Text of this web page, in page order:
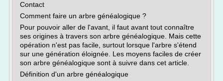
Contact
Comment faire un arbre généalogique ?
Pour pouvoir aller de l'avant, il faut avant tout connaître
ses origines à travers son arbre généalogique. Mais cette
opération n'est pas facile, surtout lorsque l'arbre s'étend
sur une génération éloignée. Les moyens faciles de créer
son arbre généalogique sont à suivre dans cet article.
Définition d'un arbre généalogique